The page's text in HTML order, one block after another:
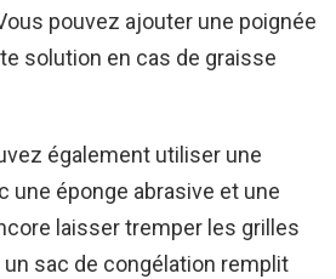
pouvez ajouter une poignée
solution en cas de graisse
également utiliser une
une éponge abrasive et une
laisser tremper les grilles
sac de congélation remplit